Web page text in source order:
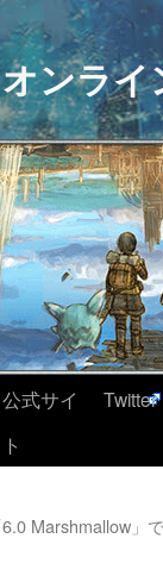
ンラ
公式サイ
ト
Twitter
Marshmallow」